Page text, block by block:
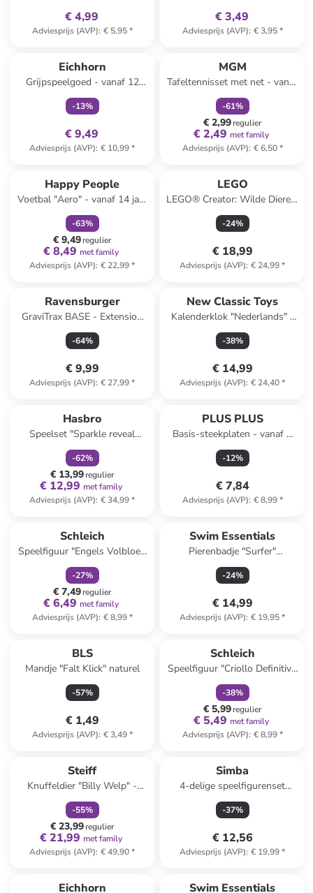
€ 4,99
Adviesprijs (AVP): € 5,95*
€ 3,49
Adviesprijs (AVP): € 3,95*
Eichhorn
Grijpspeelgoed - vanaf 12
maanden
-13%
€ 9,49
Adviesprijs (AVP): € 10,99*
MGM
Tafeltennisset met net - vanaf
6 jaar
-61%
€ 2,99regulier
€ 2,49 met family
Adviesprijs (AVP): € 6,50*
Happy People
Voetbal "Aero" - vanaf 14 jaar
(verrassingsproduct)
-63%
€ 9,49regulier
€ 8,49 met family
Adviesprijs (AVP): € 22,99*
LEGO
LEGO® Creator: Wilde Dieren:
Roze Flamingo - vanaf 8 jaar
-24%
€ 18,99
Adviesprijs (AVP): € 24,99*
Ravensburger
GraviTrax BASE - Extension
Building - vanaf 8 jaar
-64%
€ 9,99
Adviesprijs (AVP): € 27,99*
New Classic Toys
Kalenderklok "Nederlands" -
vanaf 3 jaar
-38%
€ 14,99
Adviesprijs (AVP): € 24,40*
Hasbro
Speelset "Sparkle reveal
lantern" - vanaf 5 jaar
-62%
€ 13,99regulier
€ 12,99 met family
Adviesprijs (AVP): € 34,99*
PLUS PLUS
Basis-steekplaten - vanaf 5
jaar
-12%
€ 7,84
Adviesprijs (AVP): € 8,99*
Schleich
Speelfiguur "Engels Volbloed
Merrie" - vanaf 3 jaar
-27%
€ 7,49regulier
€ 6,49 met family
Adviesprijs (AVP): € 8,99*
Swim Essentials
Pierenbadje "Surfer"
blauw/grijs - Ø 100 cm
-24%
€ 14,99
Adviesprijs (AVP): € 19,95*
BLS
Mandje "Falt Klick" naturel
-57%
€ 1,49
Adviesprijs (AVP): € 3,49*
Schleich
Speelfiguur "Criollo Definitivo
Merrie" - vanaf 3 jaar
-38%
€ 5,99regulier
€ 5,49 met family
Adviesprijs (AVP): € 8,99*
Steiff
Knuffeldier "Billy Welp" -
vanaf 3 jaar
-55%
€ 23,99regulier
€ 21,99 met family
Adviesprijs (AVP): € 49,90*
Simba
4-delige speelfigurenset
"Bloxies" - vanaf 3 jaar
-37%
€ 12,56
Adviesprijs (AVP): € 19,99*
Eichhorn Swim Essentials